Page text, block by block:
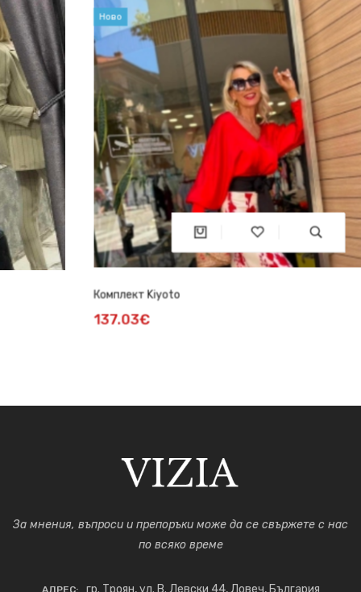
Ново
Комплект Kiyoto
За мнения, въпроси и препоръки може да се свържете с нас
по всяко време
АДРЕС: гр. Троян, ул. В. Левски 44, Ловеч, България